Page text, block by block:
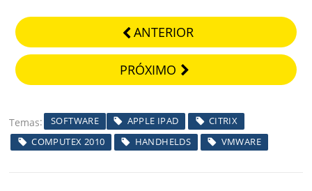
ANTERIOR
PRÓXIMO
Temas SOFTWARE APPLE IPAD
CITRIX
COMPUTEX 2010
HANDHELDS VMWARE